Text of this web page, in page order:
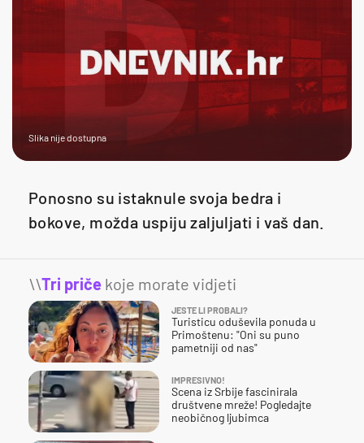
Slika nije dostupna
Ponosno su istaknule svoja bedra i
bokove, možda uspiju zaljuljati i vaš dan.
\\Tri priče koje morate vidjeti
JESTE LI PROBALI?
Turisticu oduševila ponuda u
Primoštenu: "Oni su puno
pametniji od nas"
IMPRESIVNO!
Scena iz Srbije fascinirala
društvene mreže! Pogledajte
neobičnog ljubimca